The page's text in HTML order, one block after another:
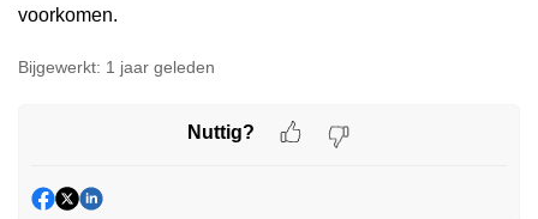
voorkomen.
Bijgewerkt: 1 jaar geleden
Nuttig?